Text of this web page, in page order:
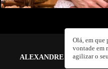
ALEXANDRE BOZO
Olá, em que
vontade em
agilizar o